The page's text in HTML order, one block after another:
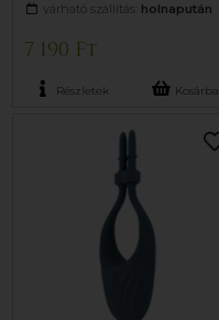
várható szállítás: holnapután
7 190 Ft
Részletek Kosárba